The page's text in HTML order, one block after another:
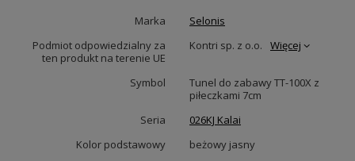
Marka
Selonis
Podmiot odpowiedzialny za
ten produkt na terenie UE
Kontri sp. z o.o. Więcej
Symbol
Tunel do zabawy TT-100X z
piłeczkami 7cm
Seria
026KJ Kalai
Kolor podstawowy
beżowy jasny